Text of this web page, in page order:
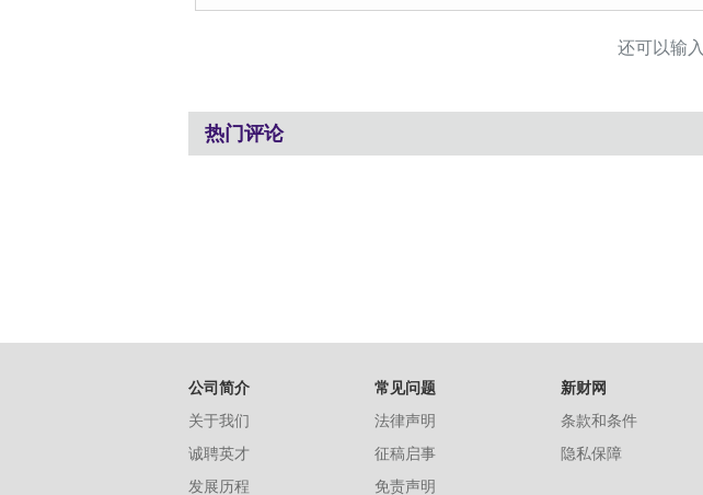
还可以输入
热门评论
公司简介
关于我们
诚聘英才
发展历程
常见问题
法律声明
征稿启事
免责声明
新财网
条款和条件
隐私保障